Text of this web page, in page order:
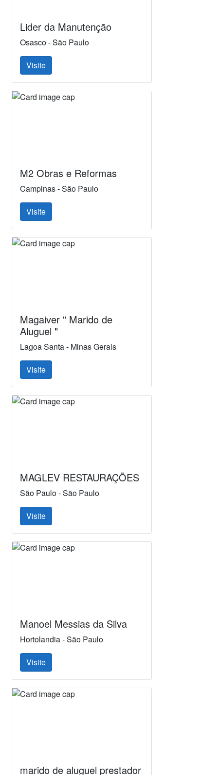
Lider da Manutenção
Osasco - São Paulo
Visite
M2 Obras e Reformas
Campinas - São Paulo
Visite
Magaiver " Marido de
Aluguel "
Lagoa Santa - Minas Gerais
Visite
MAGLEV RESTAURAÇÕES
São Paulo - São Paulo
Visite
Manoel Messias da Silva
Hortolandia - São Paulo
Visite
marido de aluguel prestador